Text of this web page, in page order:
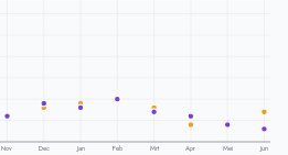
Nov Dec Jan Feb Mrt Apr Mei Jun